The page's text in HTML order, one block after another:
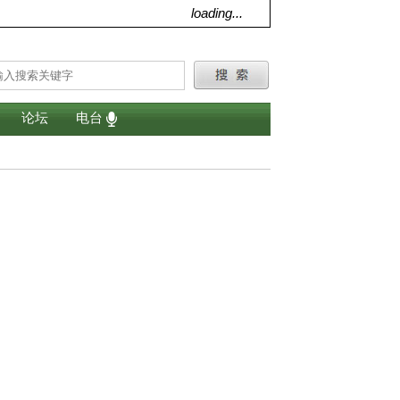
loading...
论坛 电台